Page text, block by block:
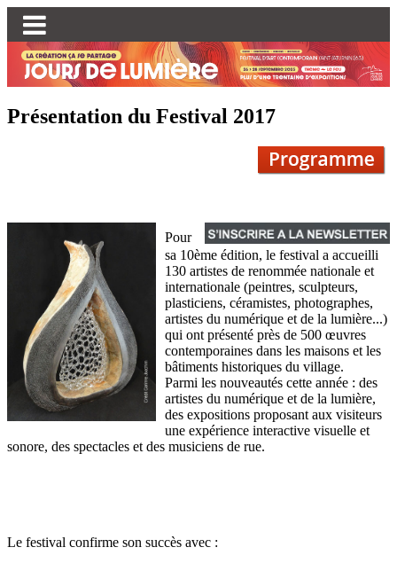
Présentation du Festival 2017
Pour
sa 10ème édition, le festival a accueilli
130 artistes de renommée nationale et
internationale (peintres, sculpteurs,
plasticiens, céramistes, photographes,
artistes du numérique et de la lumière...)
qui ont présenté près de 500 œuvres
contemporaines dans les maisons et les
bâtiments historiques du village.
Parmi les nouveautés cette année : des
artistes du numérique et de la lumière,
des expositions proposant aux visiteurs
une expérience interactive visuelle et
sonore, des spectacles et des musiciens de rue.
Le festival confirme son succès avec :